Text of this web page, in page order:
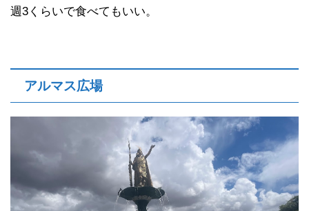
週3くらいで食べてもいい。
アルマス広場